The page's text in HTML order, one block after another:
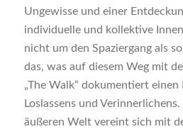
Ungewisse und einer
individuelle und kollektive
nicht um den Spaziergang als
das, was auf diesem Weg mit
„The Walk“ dokumentiert einen
Loslassens und
äußeren Welt vereint sich mit